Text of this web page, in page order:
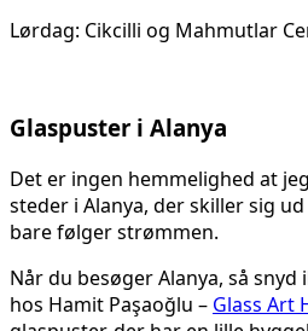
Lørdag: Cikcilli og Mahmutlar
Glaspuster i Alanya
Det er ingen hemmelighed at
steder i Alanya, der skiller sig
bare følger strømmen.
Når du besøger Alanya, så
hos Hamit Paşaoğlu – Glass Art